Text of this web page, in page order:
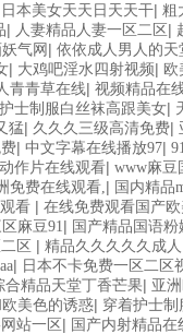
日本美女天天日天天干| 粗
| 人妻精品人妻一区二区 |
气网 | 依依成人男人的天
| 大鸡吧淫水四射视频|
青青草在线| 视频精品在
士制服白丝袜高跟美女|
猛| 久久久三级高清免费|
| 中文字幕在线播放97|
作片在线观看| www麻豆
免费在线观看,| 国内精品
看 | 在线免费观看国产
麻豆91| 国产精品国语粉
区 | 精品久久久久久成人
| 日本不卡免费一区二区
合精品天堂丁香芒果| 亚
美色的诱惑| 穿着护士
站一区 | 国产内射精品在